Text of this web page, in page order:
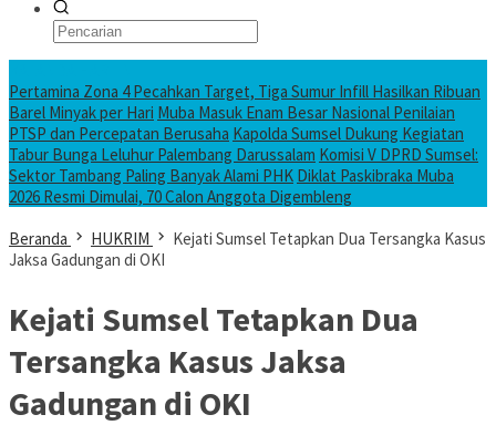
Pertamina Zona 4 Pecahkan Target, Tiga Sumur Infill Hasilkan Ribuan
Barel Minyak per Hari Muba Masuk Enam Besar Nasional Penilaian
PTSP dan Percepatan Berusaha Kapolda Sumsel Dukung Kegiatan
Tabur Bunga Leluhur Palembang Darussalam Komisi V DPRD Sumsel:
Sektor Tambang Paling Banyak Alami PHK Diklat Paskibraka Muba
2026 Resmi Dimulai, 70 Calon Anggota Digembleng
Beranda
HUKRIM
Kejati Sumsel Tetapkan Dua Tersangka Kasus
Jaksa Gadungan di OKI
Kejati Sumsel Tetapkan Dua
Tersangka Kasus Jaksa
Gadungan di OKI